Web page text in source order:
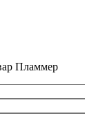
Пламмер